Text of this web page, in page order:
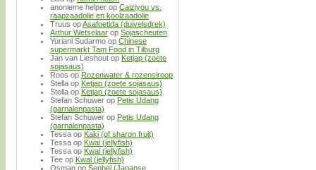
anonieme helper op Caiziyou vs.
raapzaadolie en koolzaadolie
Truus opAsafoetida (duivelsdrek)
Arthur Wetselaar op Sojascheuten
Yuriani Sudarmo op Chinese
supermarkt Tam Food in Tilburg
Jan van Lieshout op Ketjap (zoete
sojasaus)
Roos op Rozenwater & rozensiroop
Stella op Ketjap (zoete sojasaus)
Stella op Ketjap (zoete sojasaus)
Stefan Schuwer op Petis Udang
(garnalenpasta)
Stefan Schuwer op Petis Udang
(garnalenpasta)
Tessa op Kaki (of sharon fruit)
Tessa op Kwal (jellyfish)
Tessa op Kwal (jellyfish)
Tee op Kwal (jellyfish)
Osman op Senbei (Japanse